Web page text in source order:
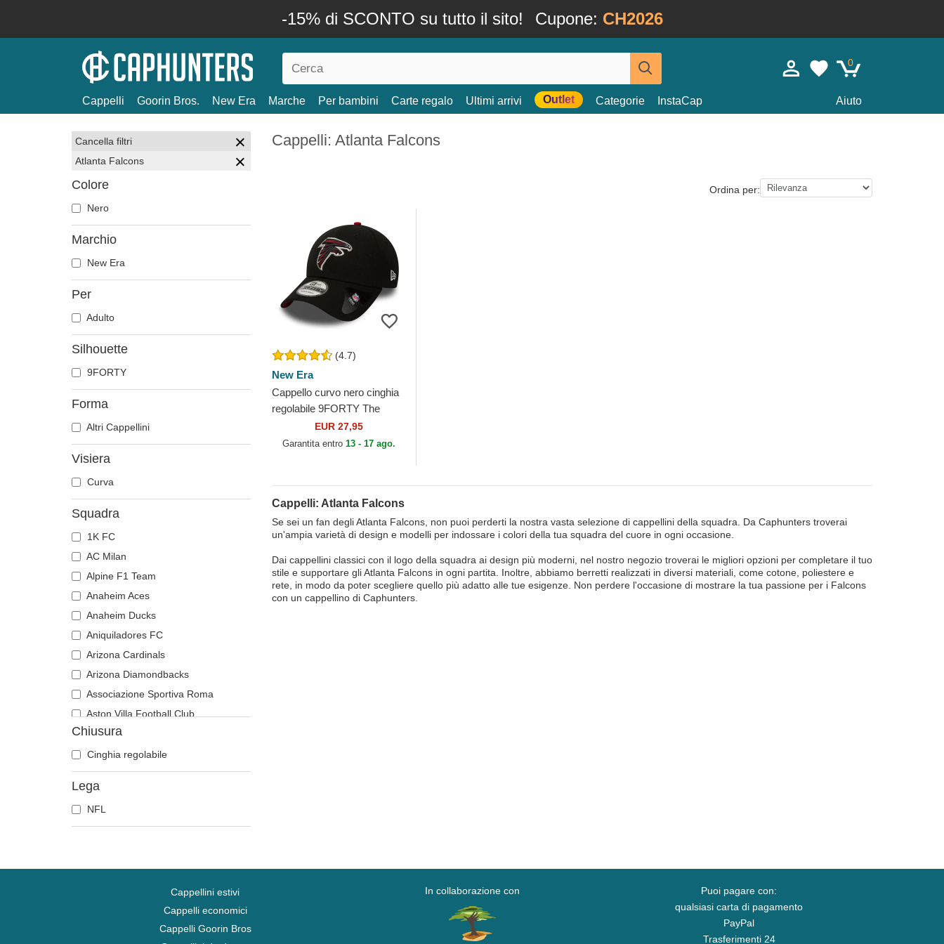
-15% di SCONTO su tutto il sito! Cupone: CH2026
0
Cappelli Goorin Bros. New Era Marche Per bambini Carte regalo Ultimi arrivi Outlet Categorie InstaCap Aiuto
Cancella filtri
Atlanta Falcons
Colore
Nero
Marchio
New Era
Per
Adulto
Silhouette
9FORTY
Forma
Altri Cappellini
Visiera
Curva
Squadra
1K FC
AC Milan
Alpine F1 Team
Anaheim Aces
Anaheim Ducks
Aniquiladores FC
Arizona Cardinals
Arizona Diamondbacks
Associazione Sportiva Roma
Aston Villa Football Club
Atlanta Braves
Atlanta Falcons
Atlanta Hawks
Boston Bruins
Boston Celtics
Carolina Panthers
Chelsea Football Club
Chiusura
Cinghia regolabile
Lega
NFL
Cappelli: Atlanta Falcons
Ordina per:
(4.7)
New Era
Cappello curvo nero cinghia
regolabile 9FORTY The
League dei Atlanta Falcons
NFL di New Era
EUR 27,95
Garantita entro 13 - 17 ago.
Cappelli: Atlanta Falcons
Se sei un fan degli Atlanta Falcons, non puoi perderti la nostra vasta selezione di cappellini della squadra. Da Caphunters troverai
un'ampia varietà di design e modelli per indossare i colori della tua squadra del cuore in ogni occasione.
Dai cappellini classici con il logo della squadra ai design più moderni, nel nostro negozio troverai le migliori opzioni per completare il tuo
stile e supportare gli Atlanta Falcons in ogni partita. Inoltre, abbiamo berretti realizzati in diversi materiali, come cotone, poliestere e
rete, in modo da poter scegliere quello più adatto alle tue esigenze. Non perdere l'occasione di mostrare la tua passione per i Falcons
con un cappellino di Caphunters.
Cappellini estivi
Cappelli economici
Cappelli Goorin Bros
In collaborazione con
Puoi pagare con:
qualsiasi carta di pagamento
PayPal
Trasferimenti 24